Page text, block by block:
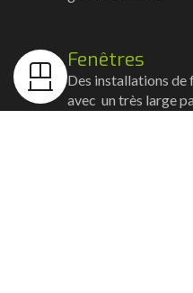
Fenêtres
Des installations de
avec un très large